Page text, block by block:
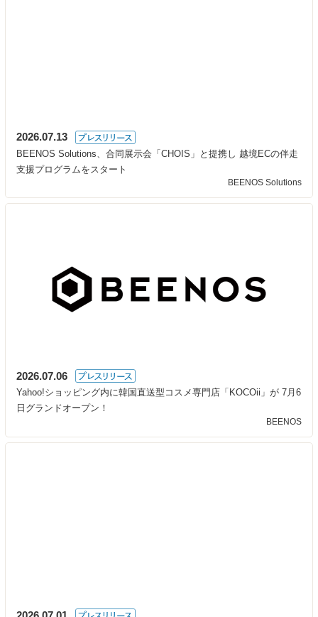
2026.07.13
BEENOS Solutions、合同展示会「CHOIS」と提携し 越境ECの伴走
支援プログラムをスタート
BEENOS Solutions
2026.07.06
Yahoo!ショッピング内に韓国直送型コスメ専門店「KOCOii」が 7月6
日グランドオープン！
BEENOS